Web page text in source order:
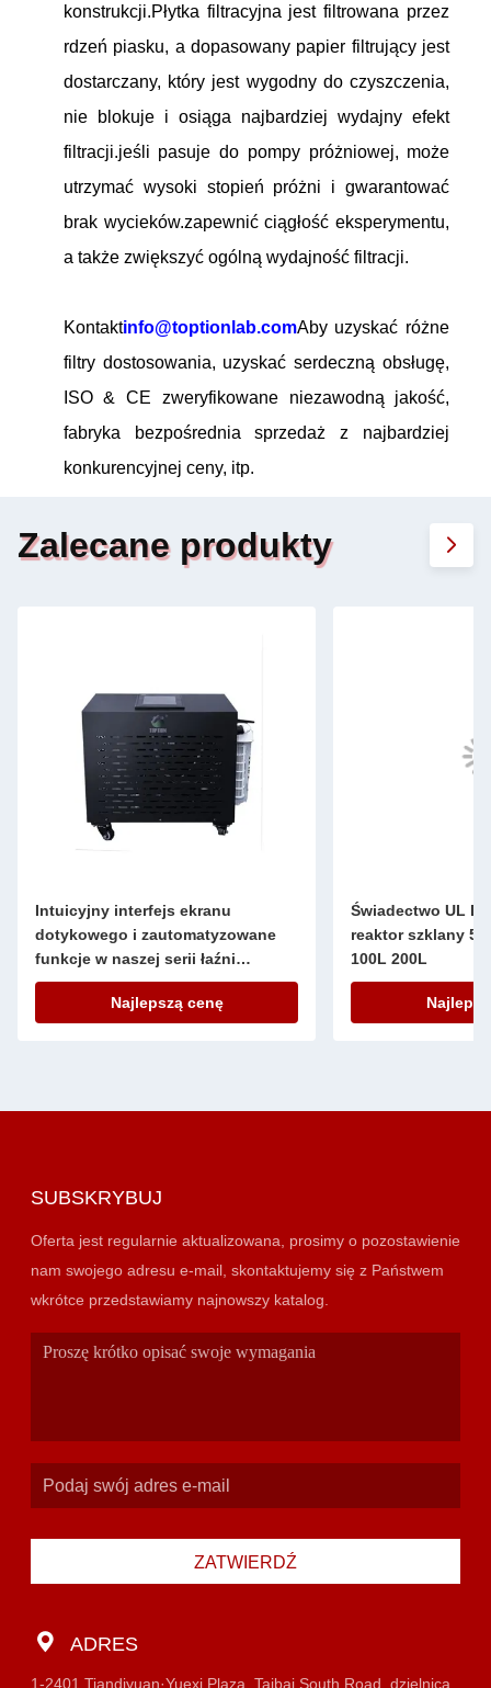
konstrukcji.Płytka filtracyjna jest filtrowana przez
rdzeń piasku, a dopasowany papier filtrujący jest
dostarczany, który jest wygodny do czyszczenia,
nie blokuje i osiąga najbardziej wydajny efekt
filtracji.jeśli pasuje do pompy próżniowej, może
utrzymać wysoki stopień próżni i gwarantować
brak wycieków.zapewnić ciągłość eksperymentu,
a także zwiększyć ogólną wydajność filtracji.
Kontaktinfo@toptionlab.comAby uzyskać różne
filtry dostosowania, uzyskać serdeczną obsługę,
ISO & CE zweryfikowane niezawodną jakość,
fabryka bezpośrednia sprzedaż z najbardziej
konkurencyjnej ceny, itp.
Zalecane produkty
Intuicyjny interfejs ekranu
dotykowego i zautomatyzowane
funkcje w naszej serii łaźni
lodowych dla łatwej obsługi
Najlepszą cenę
Świadectwo UL
reaktor szklany
100L 200L
SUBSKRYBUJ
Oferta jest regularnie aktualizowana, prosimy o pozostawienie
nam swojego adresu e-mail, skontaktujemy się z Państwem
wkrótce przedstawiamy najnowszy katalog.
ZATWIERDŹ
ADRES
1-2401 Tiandiyuan·Yuexi Plaza, Taibai South Road, dzielnica